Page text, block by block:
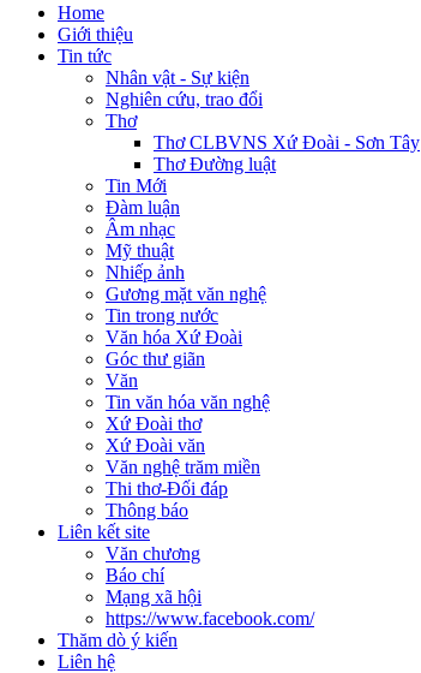
Home
Giới thiệu
Tin tức
Nhân vật - Sự kiện
Nghiên cứu, trao đổi
Thơ
Thơ CLBVNS Xứ Đoài - Sơn Tây
Thơ Đường luật
Tin Mới
Đàm luận
Âm nhạc
Mỹ thuật
Nhiếp ảnh
Gương mặt văn nghệ
Tin trong nước
Văn hóa Xứ Đoài
Góc thư giãn
Văn
Tin văn hóa văn nghệ
Xứ Đoài thơ
Xứ Đoài văn
Văn nghệ trăm miền
Thi thơ-Đối đáp
Thông báo
Liên kết site
Văn chương
Báo chí
Mạng xã hội
https://www.facebook.com/
Thăm dò ý kiến
Liên hệ